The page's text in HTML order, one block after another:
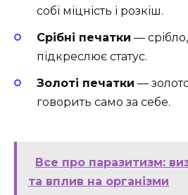
собі міцність і розкіш.
Срібні печатки —
підкреслює статус.
Золоті печатки —
говорить само за себе.
Все про паразитизм:
та вплив на організми